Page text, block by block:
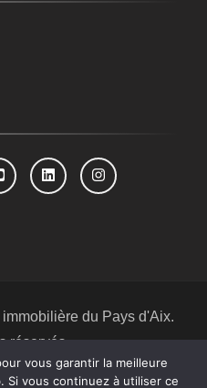
du Pays d'Aix.
réservés.
parBlossom
vous garantir la meilleure
vous continuez à utiliser ce